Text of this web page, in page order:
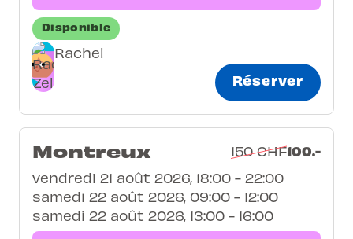
Disponible
Rachel
Réserver
Montreux 150 CHF100.-
vendredi 21 août 2026, 18:00 - 22:00
samedi 22 août 2026, 09:00 - 12:00
samedi 22 août 2026, 13:00 - 16:00